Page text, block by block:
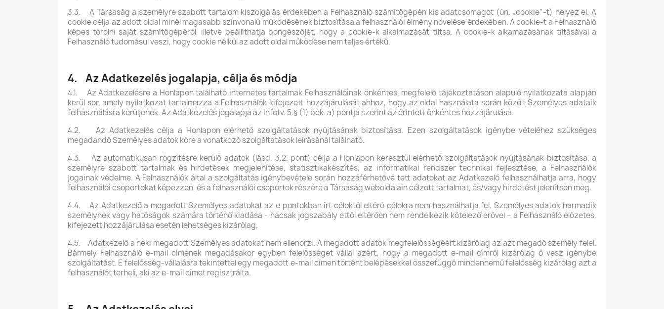
3.3. A Társaság a személyre szabott tartalom kiszolgálás érdekében a Felhasználó számítógépén kis adatcsomagot (ún. „cookie”-t) helyez el. A
cookie célja az adott oldal minél magasabb színvonalú működésének biztosítása a felhasználói élmény növelése érdekében. A cookie-t a Felhasználó
képes törölni saját számítógépéről, illetve beállíthatja böngészőjét, hogy a cookie-k alkalmazását tiltsa. A cookie-k alkamazásának tiltásával a
Felhasználó tudomásul veszi, hogy cookie nélkül az adott oldal működése nem teljes értékű.
4. Az Adatkezelés jogalapja, célja és módja
4.1. Az Adatkezelésre a Honlapon található internetes tartalmak Felhasználóinak önkéntes, megfelelő tájékoztatáson alapuló nyilatkozata alapján
kerül sor, amely nyilatkozat tartalmazza a Felhasználók kifejezett hozzájárulását ahhoz, hogy az oldal használata során közölt Személyes adataik
felhasználásra kerüljenek. Az Adatkezelés jogalapja az Infotv. 5.§ (1) bek. a) pontja szerint az érintett önkéntes hozzájárulása.
4.2. Az Adatkezelés célja a Honlapon elérhető szolgáltatások nyújtásának biztosítása. Ezen szolgáltatások igénybe vételéhez szükséges
megadandó Személyes adatok köre a vonatkozó szolgáltatások leírásánál található.
4.3. Az automatikusan rögzítésre kerülő adatok (lásd. 3.2. pont) célja a Honlapon keresztül elérhető szolgáltatások nyújtásának biztosítása, a
személyre szabott tartalmak és hirdetések megjelenítése, statisztikakészítés, az informatikai rendszer technikai fejlesztése, a Felhasználók
jogainak védelme. A Felhasználók által a szolgáltatás igénybevétele során hozzáférhetővé tett adatokat az Adatkezelő felhasználhatja arra, hogy
felhasználói csoportokat képezzen, és a felhasználói csoportok részére a Társaság weboldalain célzott tartalmat, és/vagy hirdetést jelenítsen meg.
4.4. Az Adatkezelő a megadott Személyes adatokat az e pontokban írt céloktól eltérő célokra nem használhatja fel. Személyes adatok harmadik
személynek vagy hatóságok számára történő kiadása - hacsak jogszabály ettől eltérően nem rendelkezik kötelező erővel – a Felhasználó előzetes,
kifejezett hozzájárulása esetén lehetséges kizárólag.
4.5. Adatkezelő a neki megadott Személyes adatokat nem ellenőrzi. A megadott adatok megfelelősségéért kizárólag az azt megadó személy felel.
Bármely Felhasználó e-mail címének megadásakor egyben felelősséget vállal azért, hogy a megadott e-mail címről kizárólag ő vesz igénybe
szolgáltatást. E felelősség-vállalásra tekintettel egy megadott e-mail címen történt belépésekkel összefüggő mindennemű felelősség kizárólag azt a
felhasználót terheli, aki az e-mail címet regisztrálta.